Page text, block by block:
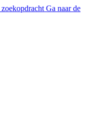
Ga naar de